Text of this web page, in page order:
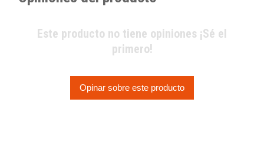
Este producto no tiene opiniones ¡Sé el
primero!
Opinar sobre este producto